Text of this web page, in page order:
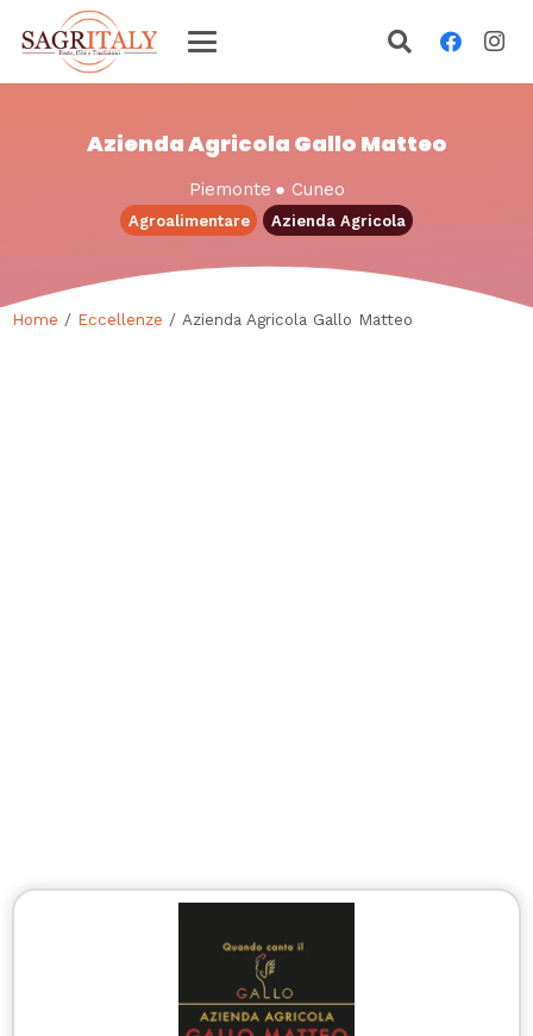
Azienda Agricola Gallo Matteo
Piemonte ● Cuneo
Agroalimentare Azienda Agricola
Home / Eccellenze / Azienda Agricola Gallo Matteo